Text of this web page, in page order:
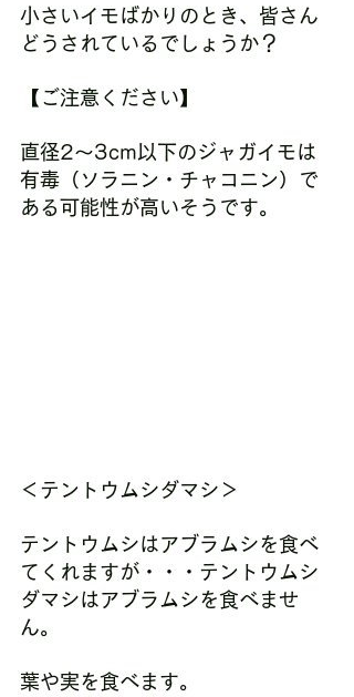
小さいイモばかりのとき、皆さん
どうされているでしょうか？
【ご注意ください】
直径2～3cm以下のジャガイモは
有毒（ソラニン・チャコニン）で
ある可能性が高いそうです。
＜テントウムシダマシ＞
テントウムシはアブラムシを食べ
てくれますが・・・テントウムシ
ダマシはアブラムシを食べませ
ん。
葉や実を食べます。